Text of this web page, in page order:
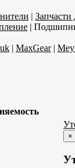
| Запчасти
|
| MaxGear|
×